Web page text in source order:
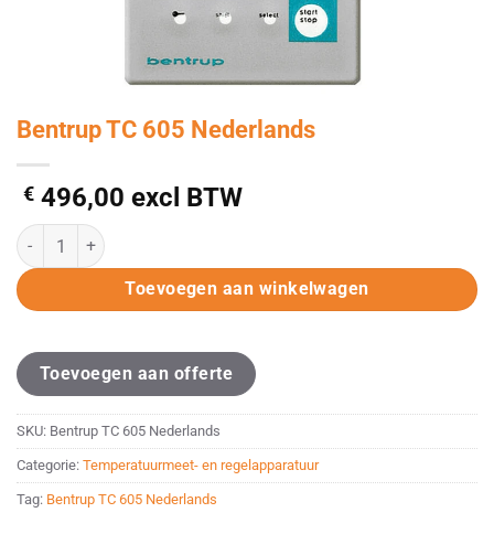
Bentrup TC 605 Nederlands
€ 496,00 excl BTW
Bentrup TC 605 Nederlands aantal
Toevoegen aan winkelwagen
Alternative:
Toevoegen aan offerte
SKU: Bentrup TC 605 Nederlands
Categorie: Temperatuurmeet- en regelapparatuur
Tag: Bentrup TC 605 Nederlands